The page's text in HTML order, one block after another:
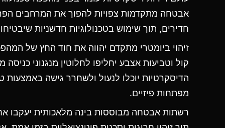
אבטחה מתקדמות צפויות להפוך את המרחבים
חדירים, תוך שימוש בטכנולוגיות חדשניות
זיהוי ביומטרי מתקדם יהווה את חוד החץ של
קול וטביעות אצבע יחליפו לחלוטין מנגנוני כניסה
הדיסקרטיות יוכלו לנעול ולשחרר גישה באמצעות
מפתחות פיזיים.
רשתות אבטחה מבוססות בינה מלאכותית יעקבו